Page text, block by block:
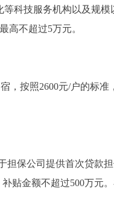
科技服务机构以及规模
高不超过5万元。
按照2600元/户的标准
保公司提供首次贷款
贴金额不超过500万元